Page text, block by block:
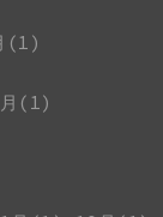
(1)
(1)